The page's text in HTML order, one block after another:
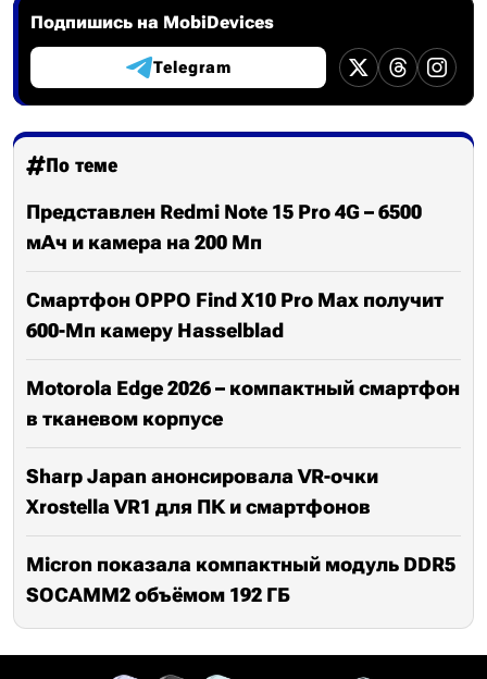
Подпишись на MobiDevices
Telegram
По теме
Представлен Redmi Note 15 Pro 4G – 6500
мАч и камера на 200 Мп
Смартфон OPPO Find X10 Pro Max получит
600-Мп камеру Hasselblad
Motorola Edge 2026 – компактный смартфон
в тканевом корпусе
Sharp Japan анонсировала VR-очки
Xrostella VR1 для ПК и смартфонов
Micron показала компактный модуль DDR5
SOCAMM2 объёмом 192 ГБ